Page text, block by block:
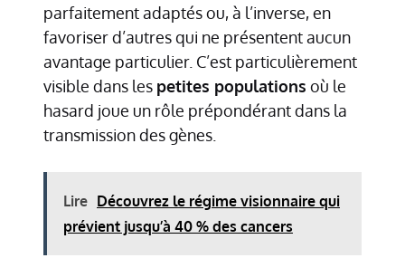
parfaitement adaptés ou, à l’inverse, en
favoriser d’autres qui ne présentent aucun
avantage particulier. C’est particulièrement
visible dans les petites populations où le
hasard joue un rôle prépondérant dans la
transmission des gènes.
Lire Découvrez le régime visionnaire qui
prévient jusqu’à 40 % des cancers